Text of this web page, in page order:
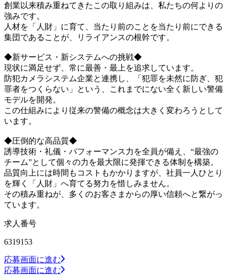
創業以来積み重ねてきたこの取り組みは、私たちの何よりの
強みです。
人材を「人財」に育て、当たり前のことを当たり前にできる
集団であることが、リライアンスの根幹です。
◆新サービス・新システムへの挑戦◆
現状に満足せず、常に最善・最上を追求しています。
防犯カメラシステム企業と連携し、「犯罪を未然に防ぎ、犯
罪者をつくらない」という、これまでにない全く新しい警備
モデルを開発。
この仕組みにより従来の警備の概念は大きく変わろうとして
います。
◆圧倒的な高品質◆
誘導技術・礼儀・パフォーマンス力を全員が備え、“最強の
チーム”として個々の力を最大限に発揮できる体制を構築。
品質向上には時間もコストもかかりますが、社員一人ひとり
を輝く「人財」へ育てる努力を惜しみません。
その積み重ねが、多くのお客さまからの厚い信頼へと繋がっ
ています。
求人番号
6319153
応募画面に進む
応募画面に進む